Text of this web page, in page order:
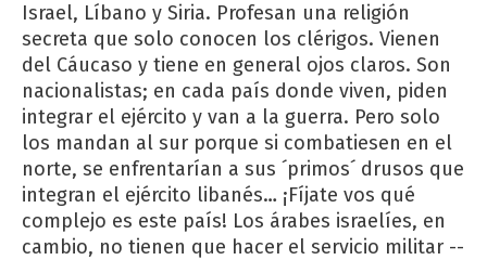
Israel, Líbano y Siria. Profesan una religión
secreta que solo conocen los clérigos. Vienen
del Cáucaso y tiene en general ojos claros. Son
nacionalistas; en cada país donde viven, piden
integrar el ejército y van a la guerra. Pero solo
los mandan al sur porque si combatiesen en el
norte, se enfrentarían a sus ´primos´ drusos que
integran el ejército libanés… ¡Fíjate vos qué
complejo es este país! Los árabes israelíes, en
cambio, no tienen que hacer el servicio militar --